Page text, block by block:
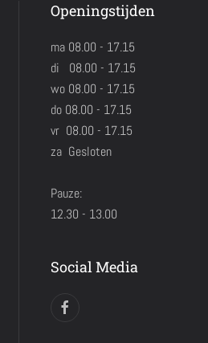
Openingstijden
ma 08.00 - 17.15
di 08.00 - 17.15
wo 08.00 - 17.15
do 08.00 - 17.15
vr 08.00 - 17.15
za Gesloten
Pauze:
12.30 - 13.00
Social Media